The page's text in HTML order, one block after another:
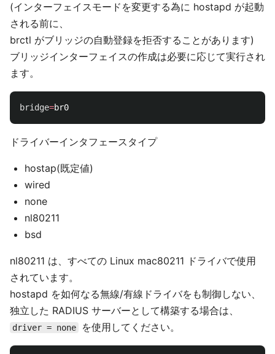
(インターフェイスモードを変更する為に hostapd が起動
される前に、
brctl がブリッジの自動登録を拒否することがあります)
ブリッジインターフェイスの作成は必要に応じて実行され
ます。
bridge=
ドライバーインタフェースタイプ
hostap(既定値)
wired
none
nl80211
bsd
nl80211 は、すべての Linux mac80211 ドライバで使用
されています。
hostapd を如何なる無線/有線ドライバをも制御しない、
独立した RADIUS サーバーとして構築する場合は、
driver = none を使用してください。